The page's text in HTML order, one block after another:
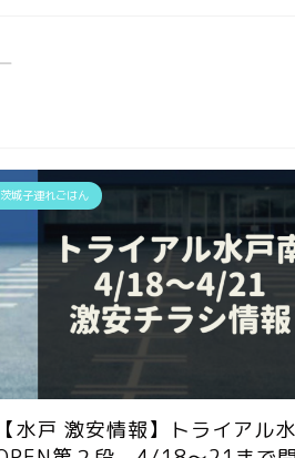
茨城子連れごはん
【水戸 激安情報】トライアル